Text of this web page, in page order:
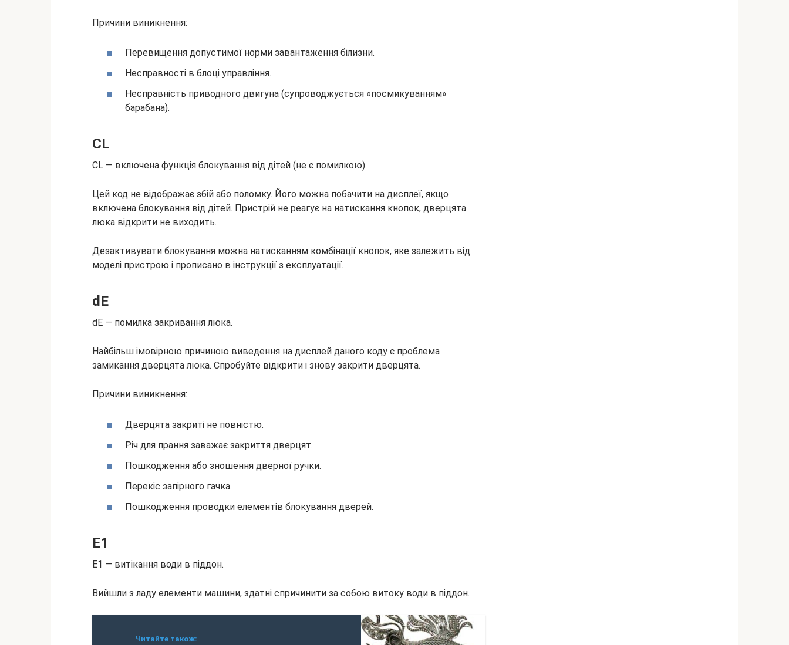
Причини виникнення:
Перевищення допустимої норми завантаження білизни.
Несправності в блоці управління.
Несправність приводного двигуна (супроводжується «посмикуванням»
барабана).
CL
CL — включена функція блокування від дітей (не є помилкою)
Цей код не відображає збій або поломку. Його можна побачити на дисплеї, якщо
включена блокування від дітей. Пристрій не реагує на натискання кнопок, дверцята
люка відкрити не виходить.
Дезактивувати блокування можна натисканням комбінації кнопок, яке залежить від
моделі пристрою і прописано в інструкції з експлуатації.
dE
dE — помилка закривання люка.
Найбільш імовірною причиною виведення на дисплей даного коду є проблема
замикання дверцята люка. Спробуйте відкрити і знову закрити дверцята.
Причини виникнення:
Дверцята закриті не повністю.
Річ для прання заважає закриття дверцят.
Пошкодження або зношення дверної ручки.
Перекіс запірного гачка.
Пошкодження проводки елементів блокування дверей.
E1
E1 — витікання води в піддон.
Вийшли з ладу елементи машини, здатні спричинити за собою витоку води в піддон.
Читайте також: